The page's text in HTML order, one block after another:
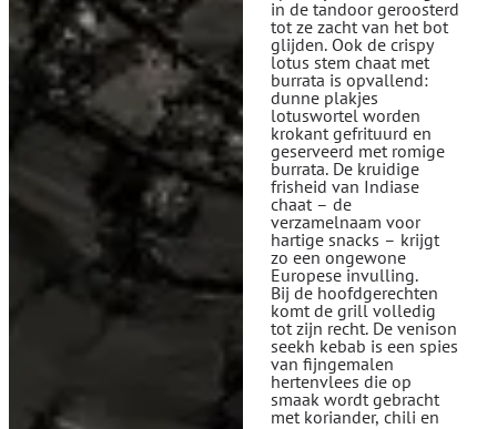
in de tandoor geroosterd
tot ze zacht van het bot
glijden. Ook de crispy
lotus stem chaat met
burrata is opvallend:
dunne plakjes
lotuswortel worden
krokant gefrituurd en
geserveerd met romige
burrata. De kruidige
frisheid van Indiase
chaat – de
verzamelnaam voor
hartige snacks – krijgt
zo een ongewone
Europese invulling.
Bij de hoofdgerechten
komt de grill volledig
tot zijn recht. De venison
seekh kebab is een spies
van fijngemalen
hertenvlees die op
smaak wordt gebracht
met koriander, chili en